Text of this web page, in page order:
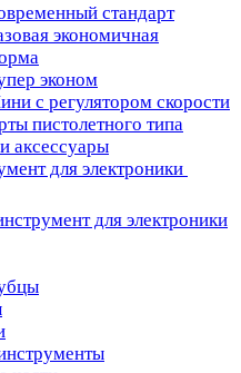
стандарт
экономичная
эконом
с регулятором скорости
пистолетного типа
аксессуары
для электроники
для электроники